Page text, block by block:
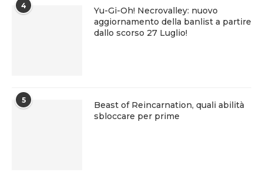
4
Yu-Gi-Oh! Necrovalley: nuovo
aggiornamento della banlist a partire
dallo scorso 27 Luglio!
5
Beast of Reincarnation, quali abilità
sbloccare per prime